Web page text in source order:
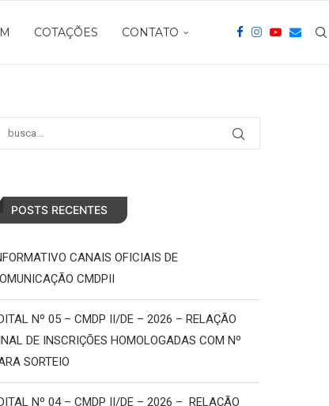
COTAÇÕES CONTATO
POSTS RECENTES
CANAIS OFICIAIS DE
CMDPII
Nº 05 – CMDP II/DE – 2026 – RELAÇÃO
DE INSCRIÇÕES HOMOLOGADAS COM Nº
SORTEIO
Nº 04 – CMDP II/DE – 2026 – RELAÇÃO